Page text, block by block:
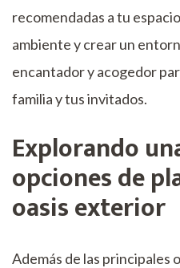
recomendadas a tu
ambiente y crear un
encantador y acogedor
familia y tus invitados.
Explorando
opciones de
oasis exterior
Además de las principales